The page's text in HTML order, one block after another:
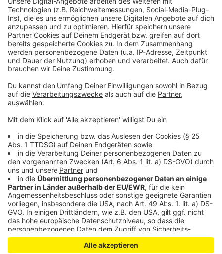
Anzeige
Feuerwehreinsatz Leverkusen City: Brand in Wiesdorf
Leverkusen: Currenta leitet giftige Stoffe in den Rhein
Anzeige
Anzeige